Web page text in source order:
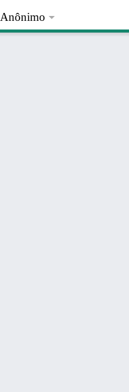
Anônimo